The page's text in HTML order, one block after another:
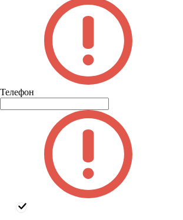
Телефон